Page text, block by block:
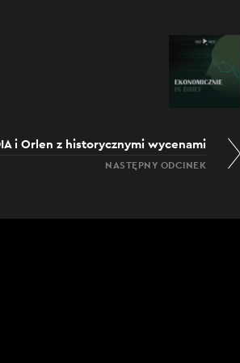
i Orlen z historycznymi wycenami
NASTĘPNY ODCINEK